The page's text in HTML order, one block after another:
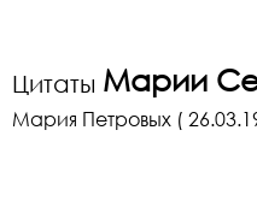
Цитаты Марии
Мария Петровых (